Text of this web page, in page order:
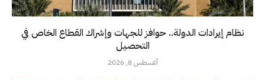
نظام إيرادات الدولة.. حوافز للجهات وإشراك القطاع الخاص في
التحصيل
أغسطس 8, 2026